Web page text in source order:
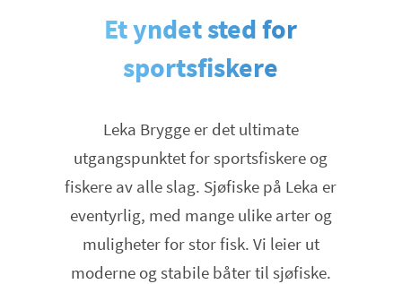
Et yndet sted for
sportsfiskere
Leka Brygge er det ultimate
utgangspunktet for sportsfiskere og
fiskere av alle slag. Sjøfiske på Leka er
eventyrlig, med mange ulike arter og
muligheter for stor fisk. Vi leier ut
moderne og stabile båter til sjøfiske.